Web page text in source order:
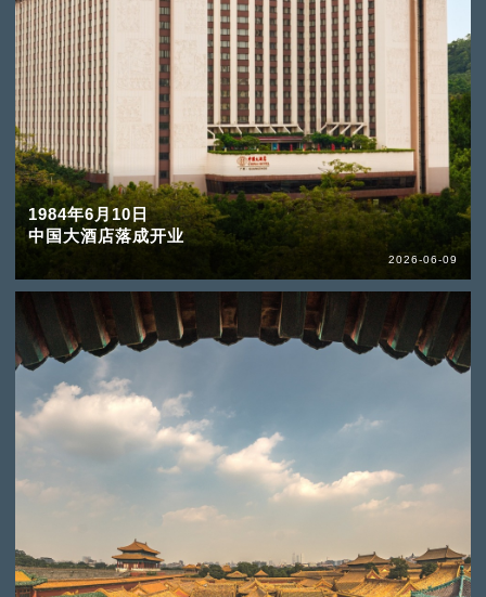
1984年6月10日
中国大酒店落成开业
2026-06-09